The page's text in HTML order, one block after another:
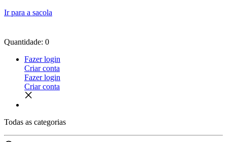
Ir para a sacola
Quantidade: 0
Fazer login
Criar conta
Fazer login
Criar conta
Todas as categorias